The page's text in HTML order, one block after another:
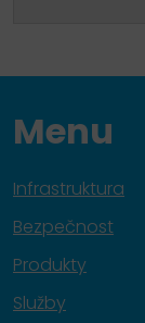
Menu
Infrastruktura
Bezpečnost
Produkty
Služby